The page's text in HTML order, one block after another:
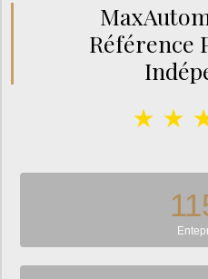
Référence
★ ★